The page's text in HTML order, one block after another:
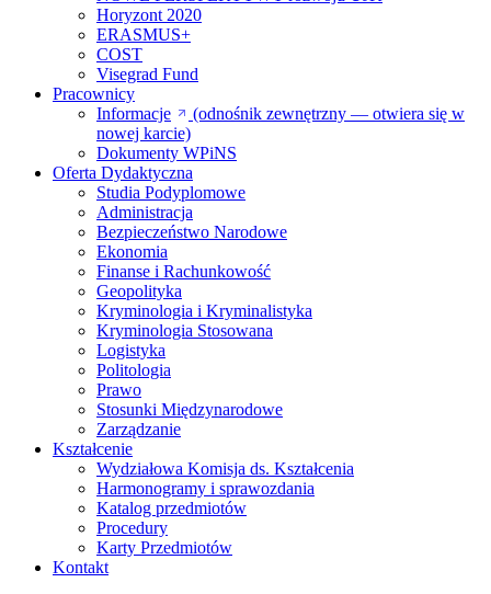
Horyzont 2020
ERASMUS+
COST
Visegrad Fund
Pracownicy
Informacje
(odnośnik zewnętrzny — otwiera się w
nowej karcie)
Dokumenty WPiNS
Oferta Dydaktyczna
Studia Podyplomowe
Administracja
Bezpieczeństwo Narodowe
Ekonomia
Finanse i Rachunkowość
Geopolityka
Kryminologia i Kryminalistyka
Kryminologia Stosowana
Logistyka
Politologia
Prawo
Stosunki Międzynarodowe
Zarządzanie
Kształcenie
Wydziałowa Komisja ds. Kształcenia
Harmonogramy i sprawozdania
Katalog przedmiotów
Procedury
Karty Przedmiotów
Kontakt